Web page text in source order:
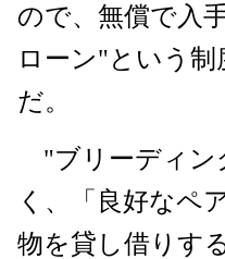
ので、無償で入
ローン"という
だ。
"ブリーディン
く、「良好なペ
物を貸し借りす